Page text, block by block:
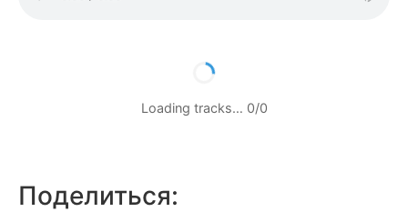
Loading tracks… 0/0
Поделиться: